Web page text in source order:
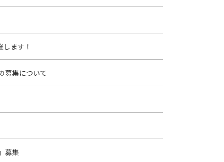
ます！
募集について
募集